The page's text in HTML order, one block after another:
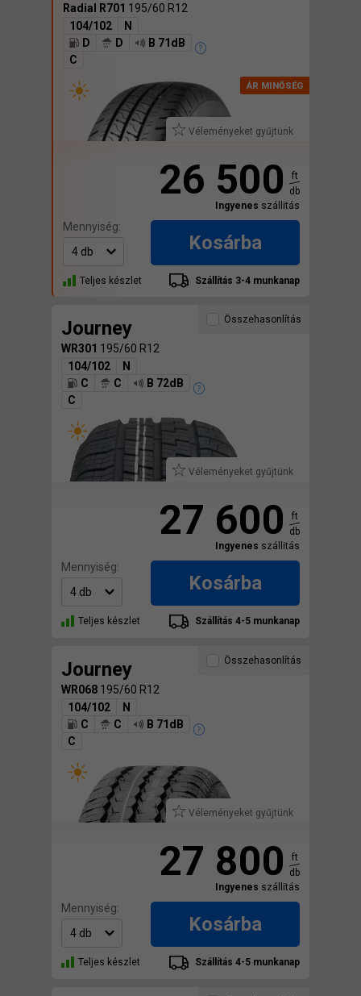
Radial R701 195/60 R12
104/102
N
D
D
B 71dB
C
Véleményeket gyűjtünk
26 500
ft
db
Ingyenes szállitás
Mennyiség:
Kosárba
Teljes készlet Szállítás 3-4 munkanap
Journey
WR301 195/60 R12
104/102
N
C
C
B 72dB
C
Véleményeket gyűjtünk
Összehasonlítás
27 600
ft
db
Ingyenes szállitás
Mennyiség:
Kosárba
Teljes készlet Szállítás 4-5 munkanap
Journey
WR068 195/60 R12
104/102
N
C
C
B 71dB
C
Véleményeket gyűjtünk
Összehasonlítás
27 800
ft
db
Ingyenes szállitás
Mennyiség:
Kosárba
Teljes készlet Szállítás 4-5 munkanap